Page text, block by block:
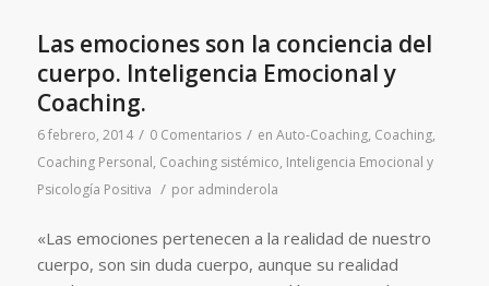
Las emociones son la conciencia del
cuerpo. Inteligencia Emocional y
Coaching.
6 febrero, 2014 / 0 Comentarios / en Auto-Coaching, Coaching,
Coaching Personal, Coaching sistémico, Inteligencia Emocional y
Psicología Positiva / por adminderola
«Las emociones pertenecen a la realidad de nuestro
cuerpo, son sin duda cuerpo, aunque su realidad